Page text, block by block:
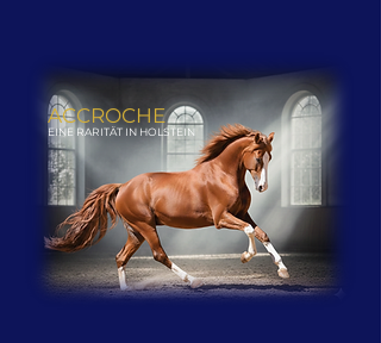
ACCROCHE
EINE RARITÄT IN HOLSTEIN